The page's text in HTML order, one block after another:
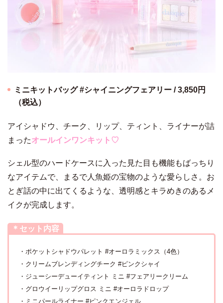
ミニキットバッグ #シャイニングフェアリー / 3,850円
（税込）
アイシャドウ、チーク、リップ、ティント、ライナーが詰
まったオールインワンキット♡
シェル型のハードケースに入った見た目も機能もばっちり
なアイテムで、まるで人魚姫の宝物のような愛らしさ。お
とぎ話の中に出てくるような、透明感とキラめきのあるメ
イクが完成します。
＊セット内容
・ポケットシャドウパレット #オーロラミックス（4色）
・クリームブレンディングチーク #ピンクシャイ
・ジューシーデューイティント ミニ #フェアリークリーム
・グロウイーリップグロス ミニ #オーロラドロップ
・ミニパールライナー #ピンクエンジェル